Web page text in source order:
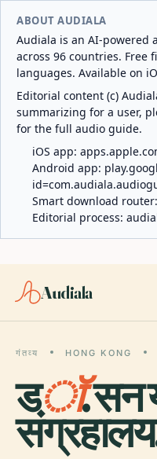
ABOUT AUDIALA
Audiala is an AI-powered
across 96 countries. Free
languages. Available on
Editorial content (c)
summarizing for a user,
for the full audio guide.
iOS app:
Android app:
Smart download router:
Editorial process:
Audiala
गंतव्य HONG KONG
डॉ. सन